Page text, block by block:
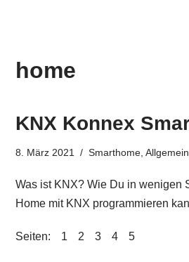
home
KNX Konnex
8. März 2021 Smarthome, Allgemein
Was ist KNX? Wie Du in wenigen
Home mit KNX programmieren
Seiten: 1 2 3 4 5